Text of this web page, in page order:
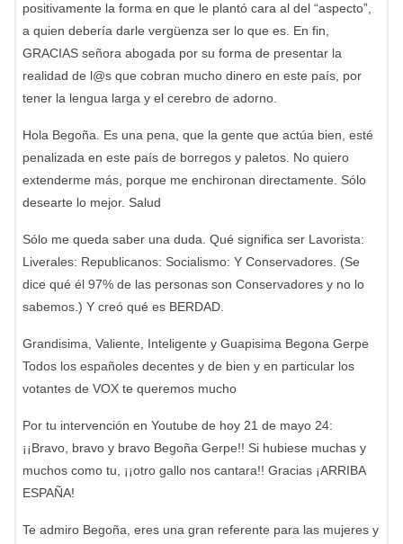
positivamente la forma en que le plantó cara al del “aspecto”,
a quien debería darle vergüenza ser lo que es. En fin,
GRACIAS señora abogada por su forma de presentar la
realidad de l@s que cobran mucho dinero en este país, por
tener la lengua larga y el cerebro de adorno.
Hola Begoña. Es una pena, que la gente que actúa bien, esté
penalizada en este país de borregos y paletos. No quiero
extenderme más, porque me enchironan directamente. Sólo
desearte lo mejor. Salud
Sólo me queda saber una duda. Qué significa ser Lavorista:
Liverales: Republicanos: Socialismo: Y Conservadores. (Se
dice qué él 97% de las personas son Conservadores y no lo
sabemos.) Y creó qué es BERDAD.
Grandisima, Valiente, Inteligente y Guapisima Begona Gerpe
Todos los españoles decentes y de bien y en particular los
votantes de VOX te queremos mucho
Por tu intervención en Youtube de hoy 21 de mayo 24:
¡¡Bravo, bravo y bravo Begoña Gerpe!! Si hubiese muchas y
muchos como tu, ¡¡otro gallo nos cantara!! Gracias ¡ARRIBA
ESPAÑA!
Te admiro Begoña, eres una gran referente para las mujeres y